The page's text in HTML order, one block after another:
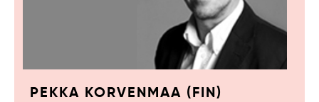
PEKKA KORVENMAA (FIN)